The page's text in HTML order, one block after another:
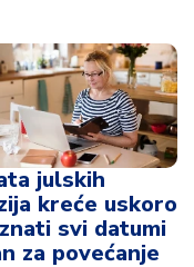
julskih
kreće uskoro
svi datumi
za povećanje